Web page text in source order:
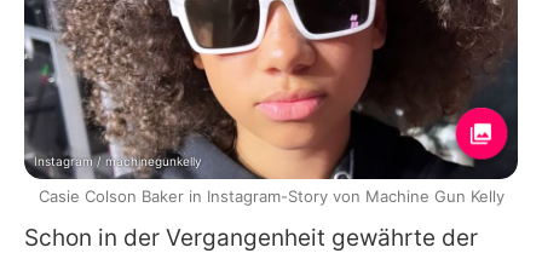
Schon in der Vergangenheit gewährte der
Instagram / machinegunkelly
Casie Colson Baker in Instagram-Story von Machine Gun Kelly